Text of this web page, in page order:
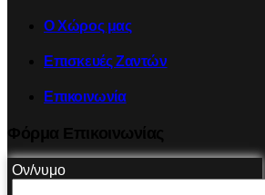
Ο Χώρος μας
Επισκευές Ζαντών
Επικοινωνία
Ον/νυμο